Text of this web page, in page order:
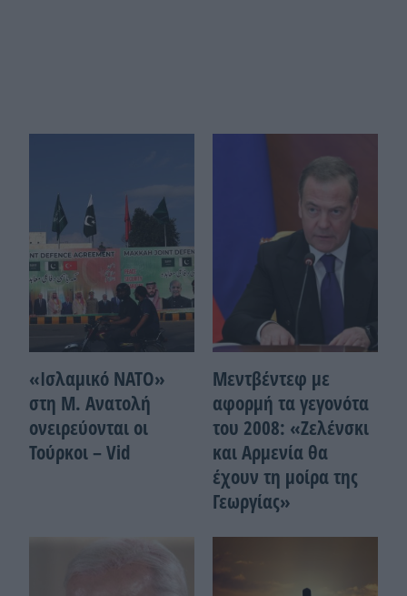
«Ισλαμικό ΝΑΤΟ»
στη Μ. Ανατολή
ονειρεύονται οι
Τούρκοι – Vid
Μεντβέντεφ με
αφορμή τα γεγονότα
του 2008: «Ζελένσκι
και Αρμενία θα
έχουν τη μοίρα της
Γεωργίας»